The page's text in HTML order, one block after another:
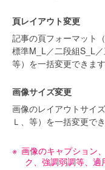
頁レイアウト変更
記事の頁フォーマット
標準M_L／二段組S_L
等）を一括変更できます
画像サイズ変更
画像のレイアウトサイ
Ｌ、等）を一括変更でき
画像のキャプション
ク、強調弱調等、適